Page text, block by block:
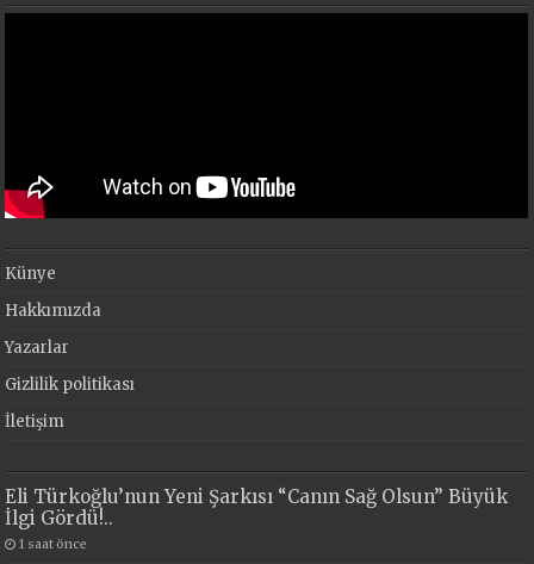
Künye
Hakkımızda
Yazarlar
Gizlilik politikası
İletişim
Eli Türkoğlu’nun Yeni Şarkısı “Canın Sağ Olsun” Büyük
İlgi Gördü!..
1 saat önce